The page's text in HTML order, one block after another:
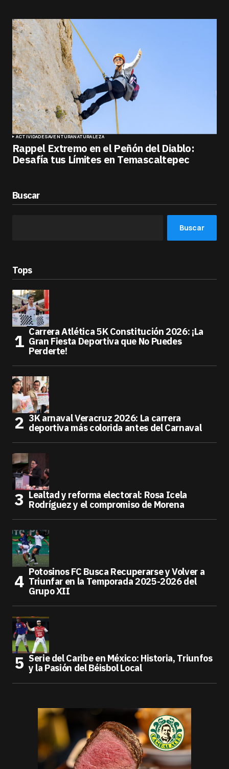
ACTIVIDADESAVENTURANATURALEZA
Rappel Extremo en el Peñón del Diablo:
Desafía tus Límites en Temascaltepec
Buscar
Buscar
Tops
Carrera Atlética 5K Constitución 2026: ¡La
Gran Fiesta Deportiva que No Puedes
Perderte!
3K arnaval Veracruz 2026: La carrera
deportiva más colorida antes del Carnaval
Lealtad y reforma electoral: Rosa Icela
Rodríguez y el compromiso de Morena
Potosinos FC Busca Recuperarse y Volver a
Triunfar en la Temporada 2025-2026 del
Grupo XII
Serie del Caribe en México: Historia, Triunfos
y la Pasión del Béisbol Local